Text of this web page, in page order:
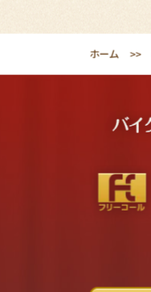
ホーム